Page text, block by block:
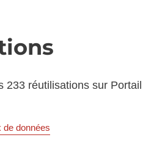
233 réutilisations sur Portail
de données